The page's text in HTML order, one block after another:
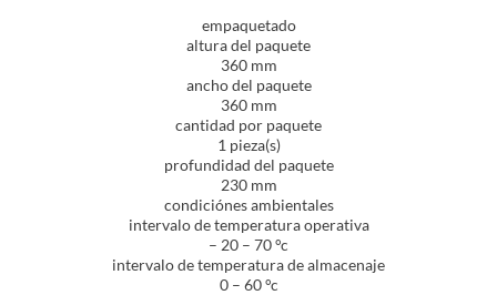
empaquetado
altura del paquete
360 mm
ancho del paquete
360 mm
cantidad por paquete
1 pieza(s)
profundidad del paquete
230 mm
condiciónes ambientales
intervalo de temperatura operativa
– 20 – 70 °c
intervalo de temperatura de almacenaje
0 – 60 °c